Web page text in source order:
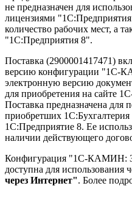
не предназначен для
лицензиями
количество рабочих мест, а
"1С:Предприятия 8".
Поставка (2900001417471)
версию конфигурации "1С-
электронную версию
для приобретения на сайте
Поставка предназначена для
приобретших
1С:Предприятие 8. Ее
наличии действующего
Конфигурация "1С-КАМИН:
доступна для использования
через Интернет". Более